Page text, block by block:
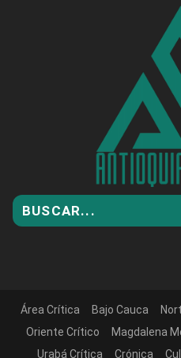
Área Crítica Bajo Cauca
Oriente Crítico
Magdalena
Urabá Crítica
Crónica